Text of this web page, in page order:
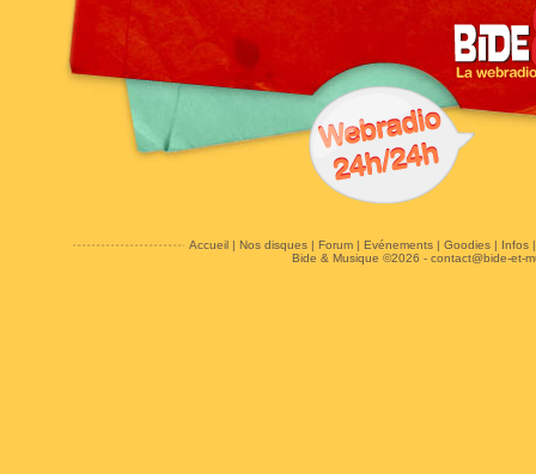
Accueil| Nos disques| Forum| Evénements| Goodies| Infos
Bide & Musique ©2026 - contact@bide-et-